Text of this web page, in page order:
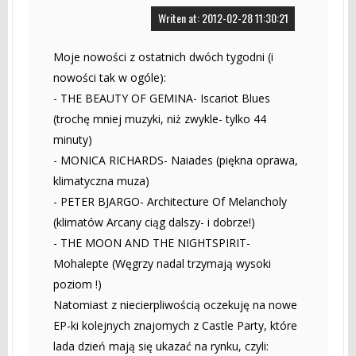
Writen at: 2012-02-28 11:30:21
Moje nowości z ostatnich dwóch tygodni (i
nowości tak w ogóle):
- THE BEAUTY OF GEMINA- Iscariot Blues
(trochę mniej muzyki, niż zwykle- tylko 44
minuty)
- MONICA RICHARDS- Naiades (piękna oprawa,
klimatyczna muza)
- PETER BJARGO- Architecture Of Melancholy
(klimatów Arcany ciąg dalszy- i dobrze!)
- THE MOON AND THE NIGHTSPIRIT-
Mohalepte (Węgrzy nadal trzymają wysoki
poziom !)
Natomiast z niecierpliwością oczekuję na nowe
EP-ki kolejnych znajomych z Castle Party, które
lada dzień mają się ukazać na rynku, czyli: